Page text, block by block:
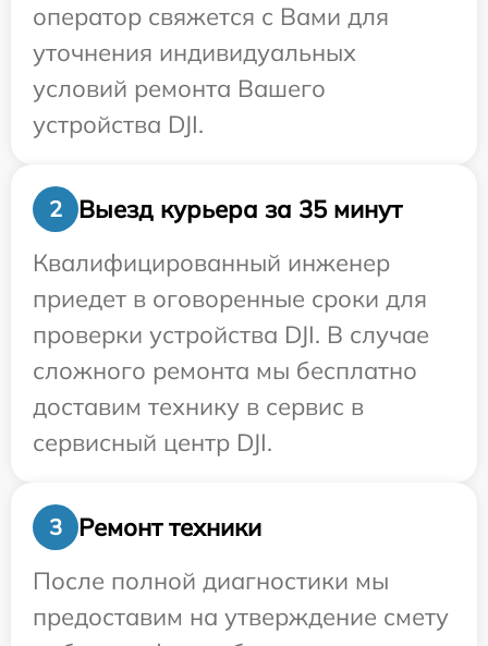
оператор свяжется с Вами для
уточнения индивидуальных
условий ремонта Вашего
устройства DJI.
2
Выезд курьера за 35 минут
Квалифицированный инженер
приедет в оговоренные сроки для
проверки устройства DJI. В случае
сложного ремонта мы бесплатно
доставим технику в сервис в
сервисный центр DJI.
3
Ремонт техники
После полной диагностики мы
предоставим на утверждение смету